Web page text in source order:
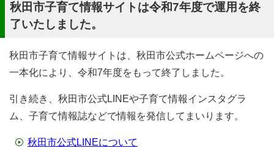
秋田市子育て情報サイトは令和7年度で運用を終
了いたしました。
秋田市子育て情報サイトは、秋田市公式ホームページへの
一本化により、令和7年度をもって終了しました。
引き続き、秋田市公式LINEや子育て情報インスタグラ
ム、子育て情報誌などで情報を発信してまいります。
秋田市公式LINEについて